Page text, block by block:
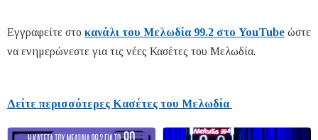
Εγγραφείτε στο κανάλι του Μελωδία 99.2 στο YouTube ώστε
να ενημερώνεστε για τις νέες Κασέτες του Μελωδία.
Δείτε περισσότερες Κασέτες του Μελωδία